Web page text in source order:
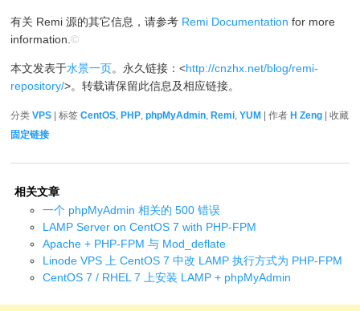
有关 Remi 源的其它信息，请参考 Remi Documentation for more
information.©
本文发表于水景一页。永久链接：<http://cnzhx.net/blog/remi-
repository/>。转载请保留此信息及相应链接。
分类VPS | 标签CentOS, PHP,phpMyAdmin, Remi,YUM | 作者 H Zeng | 收藏
固定链接
相关文章
一个 phpMyAdmin 相关的 500 错误
LAMP Server on CentOS 7 with PHP-FPM
Apache + PHP-FPM 与 Mod_deflate
Linode VPS 上 CentOS 7 中改 LAMP 执行方式为 PHP-FPM
CentOS 7 / RHEL 7 上安装 LAMP + phpMyAdmin